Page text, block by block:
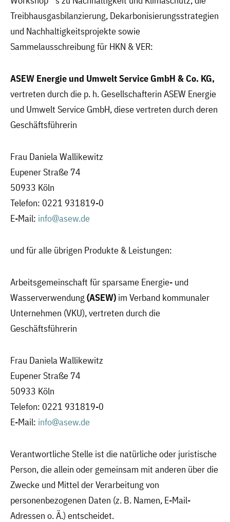
Treibhausgasbilanzierung, Dekarbonisierungsstrategien
und Nachhaltigkeitsprojekte sowie
Sammelausschreibung für HKN & VER:
ASEW Energie und Umwelt Service GmbH & Co. KG,
vertreten durch die p. h. Gesellschafterin ASEW Energie
und Umwelt Service GmbH, diese vertreten durch deren
Geschäftsführerin
Frau Daniela Wallikewitz
Eupener Straße 74
50933 Köln
Telefon: 0221 931819-0
E-Mail: info@asew.de
und für alle übrigen Produkte & Leistungen:
Arbeitsgemeinschaft für sparsame Energie- und
Wasserverwendung(ASEW) im Verband kommunaler
Unternehmen (VKU), vertreten durch die
Geschäftsführerin
Frau Daniela Wallikewitz
Eupener Straße 74
50933 Köln
Telefon: 0221 931819-0
E-Mail: info@asew.de
Verantwortliche Stelle ist die natürliche oder juristische
Person, die allein oder gemeinsam mit anderen über die
Zwecke und Mittel der Verarbeitung von
personenbezogenen Daten (z. B. Namen, E-Mail-
Adressen o. Ä.) entscheidet.